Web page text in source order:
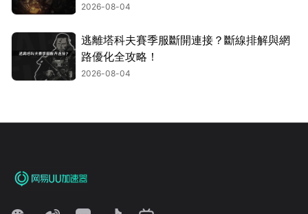
2026-08-04
逃離塔科夫賽季服斷開連接？斷線排解與網
路優化全攻略！
2026-08-04